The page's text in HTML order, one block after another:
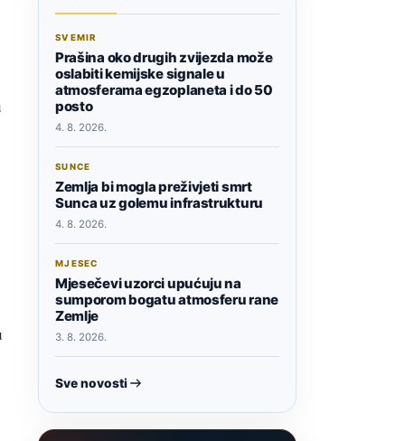
SVEMIR
Prašina oko drugih zvijezda može
oslabiti kemijske signale u
atmosferama egzoplaneta i do 50
posto
4. 8. 2026.
SUNCE
Zemlja bi mogla preživjeti smrt
Sunca uz golemu infrastrukturu
4. 8. 2026.
MJESEC
Mjesečevi uzorci upućuju na
sumporom bogatu atmosferu rane
Zemlje
3. 8. 2026.
Sve novosti